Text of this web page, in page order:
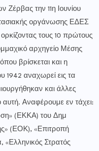
Ζέρβας την 11η Ιουνίου
οργάνωσης ΕΔΕΣ
τους 10 πρώτους
αρχηγείο Μέσης
βρίσκεται και η
1942 αναχωρεί εις τα
και άλλες
αυτή. Αναφέρουμε εν τάχει:
(ΕΚΚΑ) του Δημ
(ΕΟΚ), «Επιτροπή
«Ελληνικός Στρατός